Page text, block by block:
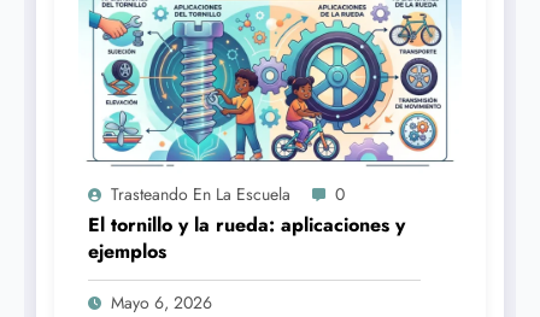
Trasteando En La Escuela 0
El tornillo y la rueda: aplicaciones y
ejemplos
Mayo 6, 2026